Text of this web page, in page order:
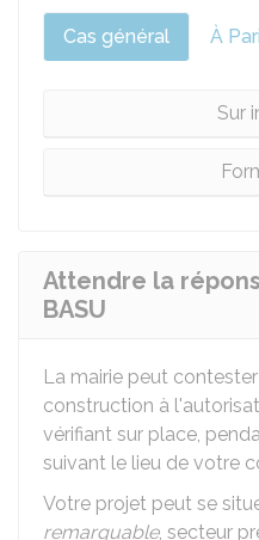
Cas général À
Sur
Attendre la
BASU
La mairie peut
construction à
vérifiant sur place,
suivant le lieu de votre
Votre projet peut se
remarquable, secteur